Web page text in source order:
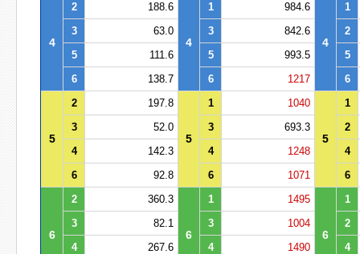
4
2 188.6
4
1 984.6
4
1
3
63.0 3 842.6
2
5
111.6 5 993.5
5
6
138.7 6 1217 6
5
2 197.8
5
1 1040
5
1
3
52.0 3 693.3
2
4
142.3 4 1248
4
6
92.8 6 1071 6
6
2 360.3
6
1 1495
6
1
3
82.1 3 1004
2
4
267.6 4 1490
4